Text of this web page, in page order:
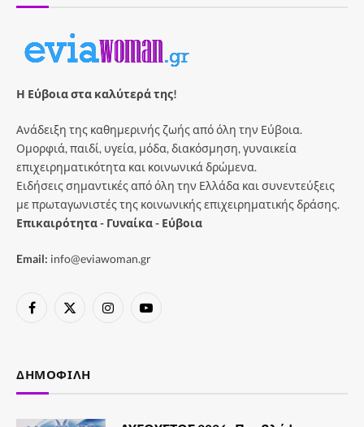
Η Εύβοια στα καλύτερά της!
Ανάδειξη της καθημερινής ζωής από όλη την Εύβοια.
Ομορφιά, παιδί, υγεία, μόδα, διακόσμηση, γυναικεία
επιχειρηματικότητα και κοινωνικά δρώμενα.
Ειδήσεις σημαντικές από όλη την Ελλάδα και συνεντεύξεις
με πρωταγωνιστές της κοινωνικής επιχειρηματικής δράσης.
Επικαιρότητα - Γυναίκα - Εύβοια
Email: info@eviawoman.gr
Facebook
X
InstagramYouTube
ΔΗΜΟΦΙΛΉ